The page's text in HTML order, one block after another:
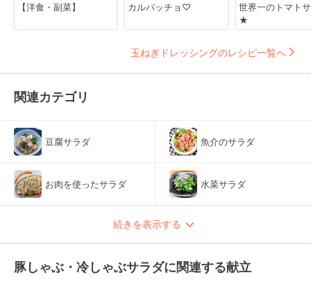
【洋食・副菜】
カルパッチョ♡
世界一のトマト
★
玉ねぎドレッシングのレシピ一覧へ
関連カテゴリ
豆腐サラダ 魚介のサラダ
お肉を使ったサラダ 水菜サラダ
続きを表示する
豚しゃぶ・冷しゃぶサラダに関連する献立